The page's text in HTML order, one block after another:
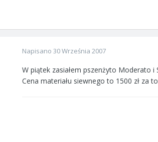
Napisano 30 Września 2007
W piątek zasiałem pszenżyto Moderato
Cena materiału siewnego to 1500 zł za